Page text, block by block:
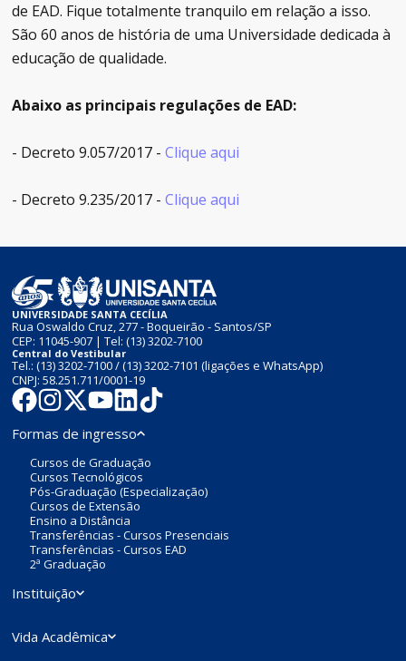
de EAD. Fique totalmente tranquilo em relação a isso.
São 60 anos de história de uma Universidade dedicada à
educação de qualidade.
Abaixo as principais regulações de EAD:
- Decreto 9.057/2017 -Clique aqui
- Decreto 9.235/2017 -Clique aqui
UNIVERSIDADE SANTA CECÍLIA
Rua Oswaldo Cruz, 277 - Boqueirão - Santos/SP
CEP: 11045-907 | Tel:(13) 3202-7100
Central do Vestibular
Tel.:(13) 3202-7100/(13) 3202-7101 (ligações e WhatsApp)
CNPJ: 58.251.711/0001-19
Formas de ingresso
Cursos de Graduação
Cursos Tecnológicos
Pós-Graduação (Especialização)
Cursos de Extensão
Ensino a Distância
Transferências - Cursos Presenciais
Transferências - Cursos EAD
2ª Graduação
Instituição
Vida Acadêmica